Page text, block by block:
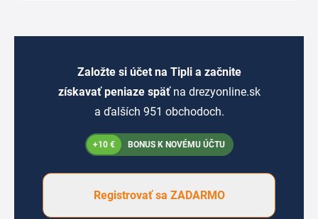
Založte si účet na Tipli a začnite
získavať peniaze späť na drezyonline.sk
a ďalších 951 obchodoch.
+10 € BONUS K NOVÉMU ÚČTU
Registrovať sa ZADARMO